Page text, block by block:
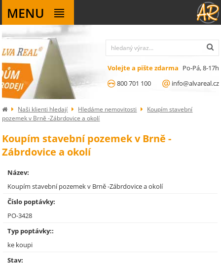
MENU
Volejte a pište zdarma Po-Pá, 8-17h
800 701 100
info@alvareal.cz
Naši klienti hledají Hledáme nemovitosti
Koupím stavební
pozemek v Brně -Zábrdovice a okolí
Koupím stavební pozemek v Brně -
Zábrdovice a okolí
Název:
Koupím stavební pozemek v Brně -Zábrdovice a okolí
Číslo poptávky:
PO-3428
Typ poptávky::
ke koupi
Stav: